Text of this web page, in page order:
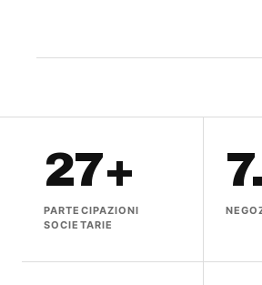
27+
PARTECIPAZIONI
SOCIETARIE